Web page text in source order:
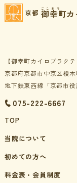
京都 ごこまち
御幸町
【御幸町カイロプラクテ
京都府京都市中京区榎
地下鉄東西線「京都市
075-222-6667
TOP
当院について
初めての方へ
料金表・会員制度